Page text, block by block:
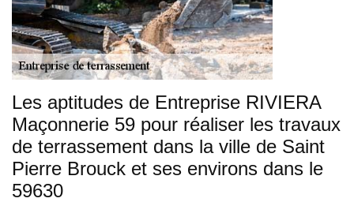
Les aptitudes de Entreprise RIVIERA
Maçonnerie 59 pour réaliser les travaux
de terrassement dans la ville de Saint
Pierre Brouck et ses environs dans le
59630